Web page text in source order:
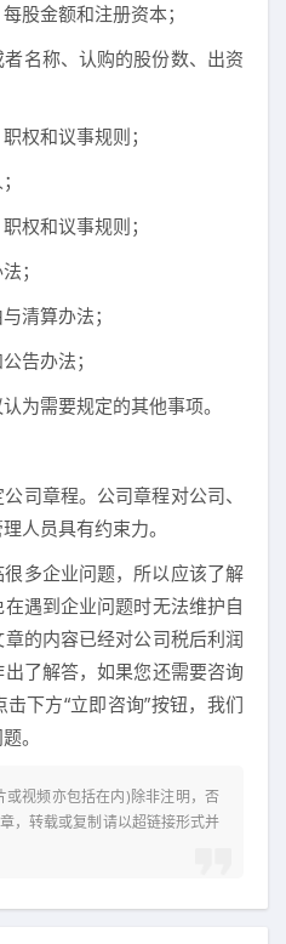
股金额和注册资本；
者名称、认购的股份数、出资
权和议事规则；
权和议事规则；
；
清算办法；
告办法；
为需要规定的其他事项。
司章程。公司章程对公司、
人员具有约束力。
多企业问题，所以应该了解
遇到企业问题时无法维护自
的内容已经对公司税后利润
了解答，如果您还需要咨询
下方“立即咨询”按钮，我们
。
视频亦包括在内)除非注明，否
，转载或复制请以超链接形式并